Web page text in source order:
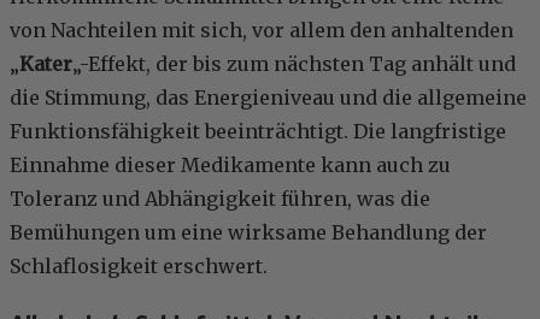
von Nachteilen mit sich, vor allem den anhaltenden
„Kater„-Effekt, der bis zum nächsten Tag anhält und
die Stimmung, das Energieniveau und die allgemeine
Funktionsfähigkeit beeinträchtigt. Die langfristige
Einnahme dieser Medikamente kann auch zu
Toleranz und Abhängigkeit führen, was die
Bemühungen um eine wirksame Behandlung der
Schlaflosigkeit erschwert.